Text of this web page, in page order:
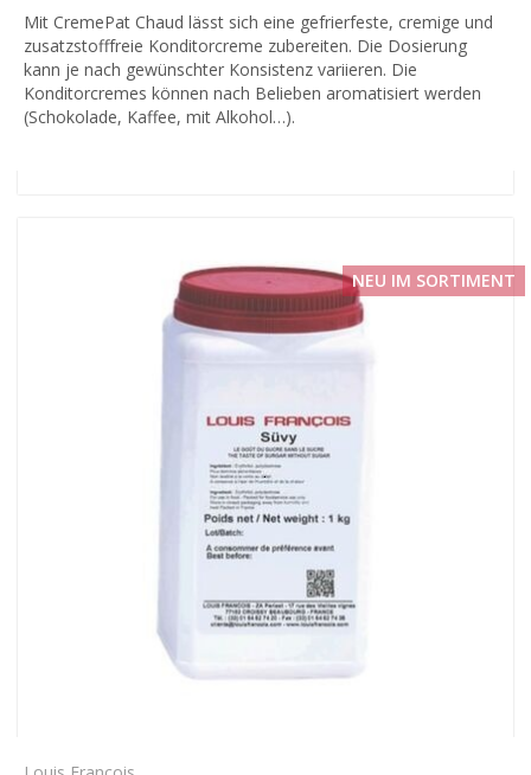
Mit CremePat Chaud lässt sich eine gefrierfeste, cremige und
zusatzstofffreie Konditorcreme zubereiten. Die Dosierung
kann je nach gewünschter Konsistenz variieren. Die
Konditorcremes können nach Belieben aromatisiert werden
(Schokolade, Kaffee, mit Alkohol…).
NEU IM SORTIMENT